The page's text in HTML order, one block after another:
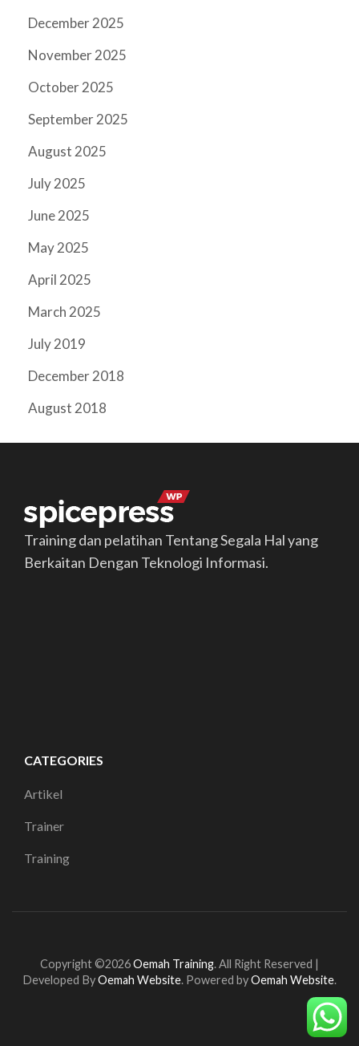
December 2025
November 2025
October 2025
September 2025
August 2025
July 2025
June 2025
May 2025
April 2025
March 2025
July 2019
December 2018
August 2018
Training dan pelatihan Tentang Segala Hal yang
Berkaitan Dengan Teknologi Informasi.
CATEGORIES
Artikel
Trainer
Training
Copyright ©2026Oemah Training.All Right Reserved |
Developed ByOemah Website. Powered byOemah Website.